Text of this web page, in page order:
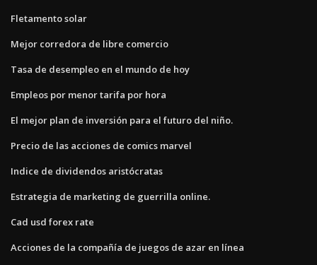
Fletamento solar
Mejor corredora de libre comercio
Tasa de desempleo en el mundo de hoy
Empleos por menor tarifa por hora
El mejor plan de inversión para el futuro del niño.
Precio de las acciones de comics marvel
Indice de dividendos aristócratas
Estrategia de marketing de guerrilla online.
Cad usd forex rate
Acciones de la compañía de juegos de azar en línea